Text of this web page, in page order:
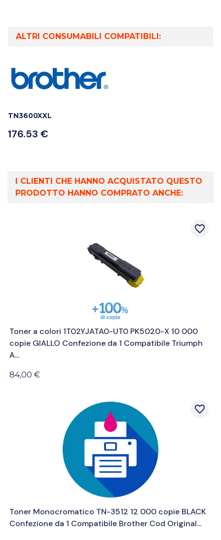
ALTRI CONSUMABILI COMPATIBILI:
TN3600XXL
176.53 €
I CLIENTI CHE HANNO ACQUISTATO QUESTO
PRODOTTO HANNO COMPRATO ANCHE:
favorite_border
Toner a colori 1T02YJATA0-UT0 PK5020-X 10 000
copie GIALLO Confezione da 1 Compatibile Triumph
A...
84,00 €
favorite_border
Toner Monocromatico TN-3512 12 000 copie BLACK
Confezione da 1 Compatibile Brother Cod Original...